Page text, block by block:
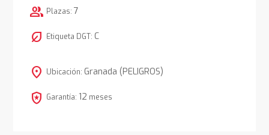
group Plazas: 7
nest_eco_leaf Etiqueta DGT: C
location_on Ubicación: Granada (PELIGROS)
local_police Garantía: 12 meses